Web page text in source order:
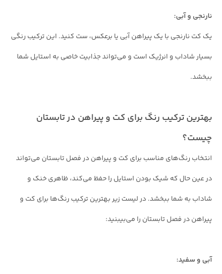
نارنجی و آبی:
یک کت نارنجی با یک پیراهن آبی یا برعکس، ست کنید. این ترکیب رنگی
بسیار شاداب و انرژیک است و می‌تواند جذابیت خاصی به استایل شما
ببخشد.
بهترین ترکیب رنگ برای کت و پیراهن در تابستان
چیست؟
انتخاب رنگ‌های مناسب برای کت و پیراهن در فصل تابستان می‌تواند
در عین حال که شیک بودن استایل را حفظ می‌کند، ظاهری خنک و
شاداب به شما ببخشد. در لیست زیر بهترین ترکیب رنگ‌ها برای کت و
پیراهن در فصل تابستان را می‌بیبنید:
آبی و سفید: